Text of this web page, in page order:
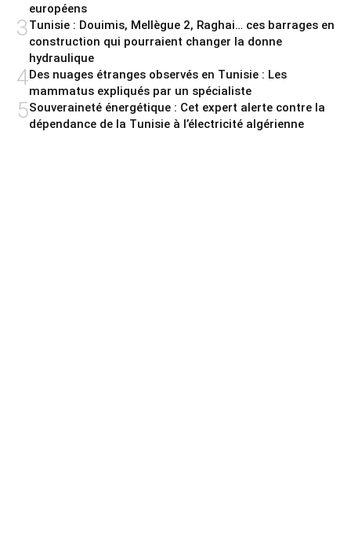
européens
3Tunisie : Douimis, Mellègue 2, Raghai… ces barrages en
construction qui pourraient changer la donne
hydraulique
4Des nuages étranges observés en Tunisie : Les
mammatus expliqués par un spécialiste
5Souveraineté énergétique : Cet expert alerte contre la
dépendance de la Tunisie à l’électricité algérienne